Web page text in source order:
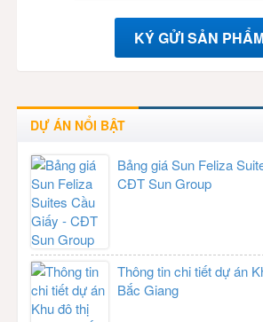
KÝ GỬI SẢN
DỰ ÁN NỔI BẬT
Bảng giá Sun Feliza
CĐT Sun Group
Thông tin chi tiết dự án
Bắc Giang